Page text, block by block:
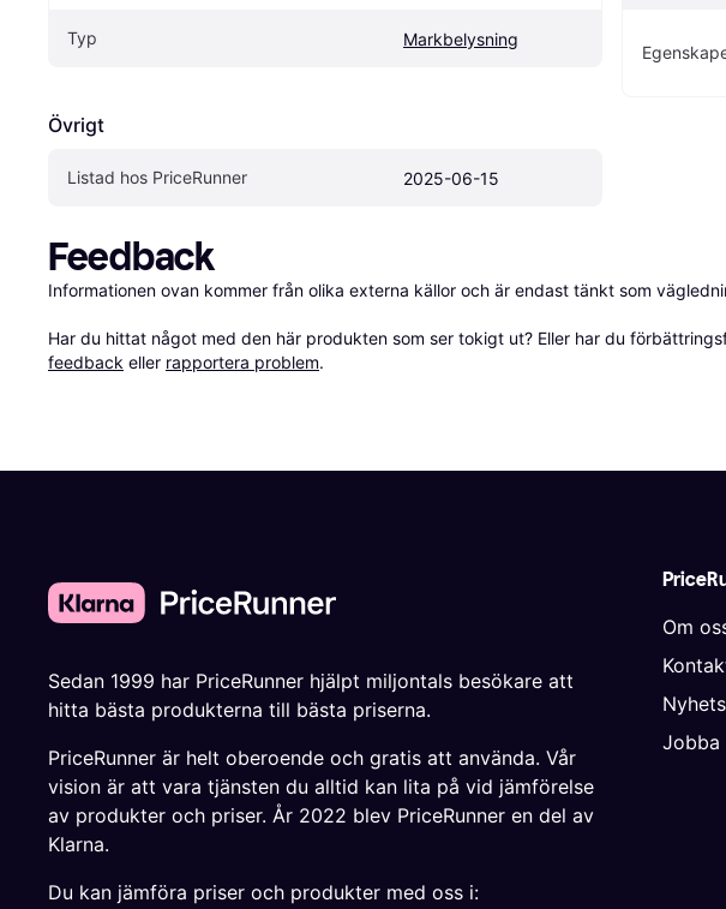
Typ Markbelysning
Övrigt
Listad hos PriceRunner 2025-06-15
Feedback
Informationen ovan kommer från olika externa källor och är endast tänkt som
Har du hittat något med den här produkten som ser tokigt ut? Eller har du
feedback eller rapportera problem.
Om
Jobba
Sedan 1999 har PriceRunner hjälpt miljontals besökare att
hitta bästa produkterna till bästa priserna.
PriceRunner är helt oberoende och gratis att använda. Vår
vision är att vara tjänsten du alltid kan lita på vid jämförelse
av produkter och priser. År 2022 blev PriceRunner en del av
Klarna.
Du kan jämföra priser och produkter med oss i: